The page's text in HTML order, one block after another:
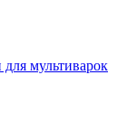
для мультиварок